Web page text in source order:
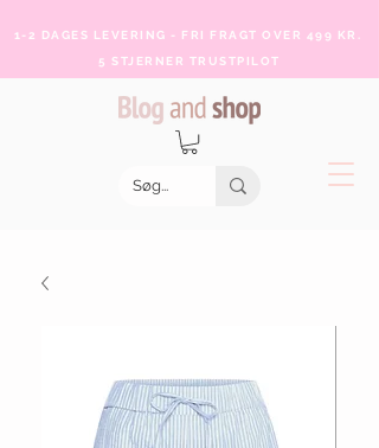
1-2 DAGES LEVERING - FRI FRAGT OVER 499 KR.
5 STJERNER TRUSTPILOT